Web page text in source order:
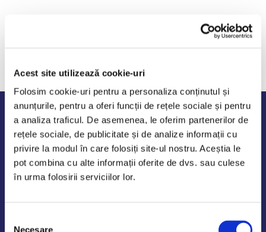
Acest site utilizează cookie-uri
Folosim cookie-uri pentru a personaliza conținutul și
anunțurile, pentru a oferi funcții de rețele sociale și pentru
a analiza traficul. De asemenea, le oferim partenerilor de
rețele sociale, de publicitate și de analize informații cu
privire la modul în care folosiți site-ul nostru. Aceștia le
pot combina cu alte informații oferite de dvs. sau culese
în urma folosirii serviciilor lor.
Necesare
Program de lucru
Luni - Vineri: 09:00-18:00
Sambata - Duminica: 10:00-14:00